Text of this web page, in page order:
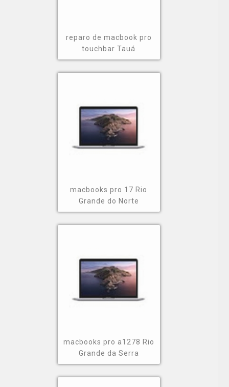
reparo de macbook pro
touchbar Tauá
macbooks pro 17 Rio
Grande do Norte
macbooks pro a1278 Rio
Grande da Serra